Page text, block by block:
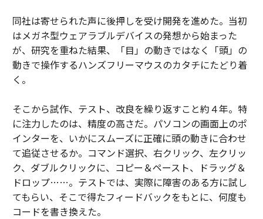
同社は寄せられた声に後押しを受け開発を進めた。当初
はメガネ型ウェアラブルデバイスの発想から始まった
が、研究を重ねた結果、「目」の動きではなく「頭」の
動きで操作するハンズフリーマウスのカタチにたどり着
く。
そこから試作、テスト、改良を繰り返すこと約４年。特
に注力したのは、精度の高さだ。パソコンの画面上のポ
インターを、いかにスムーズに正確に頭の動きに合わせ
て追従させるか。コマンド選択、右クリック、左クリッ
ク、ダブルクリックに、コピー＆ペースト、ドラッグ＆
ドロップ……。テストでは、実際に障害のある方に試し
てもらい、そこで得たフィードバックをもとに、何度も
コードを書き換えた。